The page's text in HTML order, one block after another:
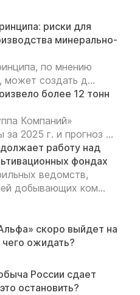
риски для
минерально-
по мнению
может создать д...
более 12 тонн
Компаний»
за 2025 г. и прогноз ...
работу над
фондах
ведомств,
добывающих ком...
скоро выйдет на
ожидать?
России сдает
остановить?